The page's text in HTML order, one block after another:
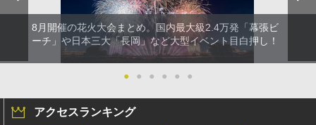
8月開催の花火大会まとめ。国内最大級2.4万発「幕張ビ
ーチ」や日本三大「長岡」など大型イベント目白押し！
● ● ● ● ● ●
アクセスランキング